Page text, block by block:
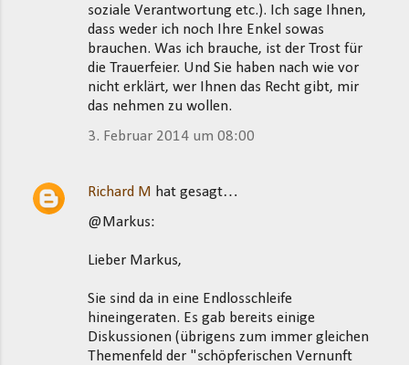
soziale Verantwortung etc.). Ich sage Ihnen,
dass weder ich noch Ihre Enkel sowas
brauchen. Was ich brauche, ist der Trost für
die Trauerfeier. Und Sie haben nach wie vor
nicht erklärt, wer Ihnen das Recht gibt, mir
das nehmen zu wollen.
3. Februar 2014 um 08:00
Richard M hat gesagt…
@Markus:
Lieber Markus,
Sie sind da in eine Endlosschleife
hineingeraten. Es gab bereits einige
Diskussionen (übrigens zum immer gleichen
Themenfeld der "schöpferischen Vernunft